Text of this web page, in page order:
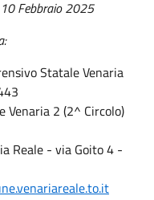
Febbraio 2025
Statale Venaria
Venaria 2 (2^ Circolo)
Reale - via Goito 4 -